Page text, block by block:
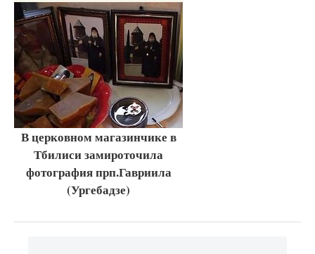
В церковном магазинчике в
Тбилиси замироточила
фотография прп.Гавриила
(Ургебадзе)